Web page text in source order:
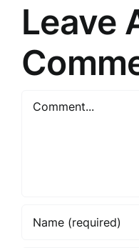
Leave
Comment